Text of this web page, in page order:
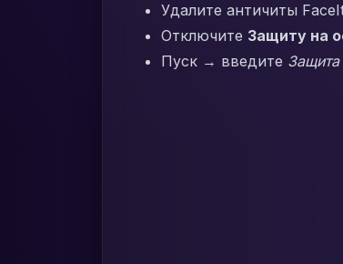
Удалите античиты
Отключите Защиту на
Пуск → введите Защита